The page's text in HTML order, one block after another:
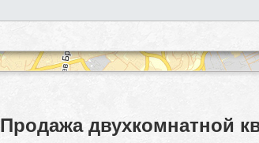
Продажа двухкомнатной